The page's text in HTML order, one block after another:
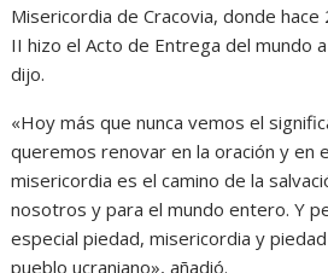
Misericordia de Cracovia, donde hace
II hizo el Acto de Entrega del mundo
dijo.
«Hoy más que nunca vemos el
queremos renovar en la oración y en
misericordia es el camino de la
nosotros y para el mundo entero. Y
especial piedad, misericordia y
pueblo ucraniano», añadió.